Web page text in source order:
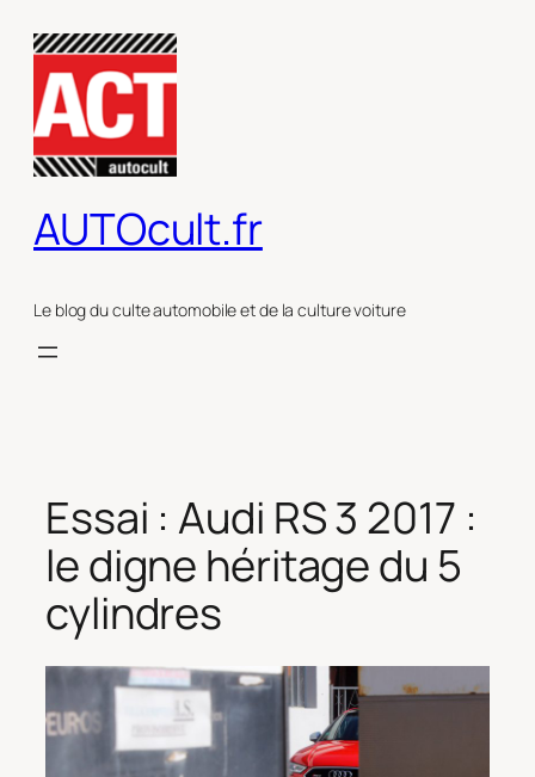
contenu
AUTOcult.fr
Le blog du culte automobile et de la culture voiture
Essai : Audi RS 3 2017 :
le digne héritage du 5
cylindres